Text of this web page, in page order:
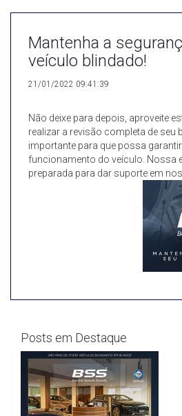
Mantenha a
veículo blindado!
21/01/2022 09:41:39
Não deixe para depois, aproveite
realizar a revisão completa de seu
importante para que possa
funcionamento do veículo. Nossa
preparada para dar suporte em
Posts em Destaque